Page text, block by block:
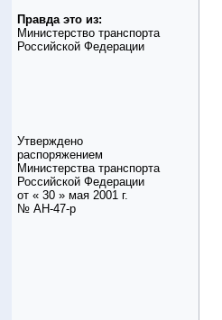
Правда это из:
Министерство транспорта
Российской Федерации
Утверждено
распоряжением
Министерства транспорта
Российской Федерации
от « 30 » мая 2001 г.
№ АН-47-р